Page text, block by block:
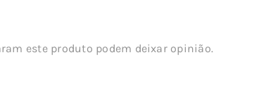
este produto podem deixar opinião.